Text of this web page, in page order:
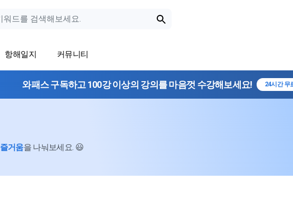
항해일지 커뮤니티
와패스 구독하고 100강 이상의 강의를 마음껏 수강해보세요! 24시간 무
즐거움을 나눠보세요. 😃